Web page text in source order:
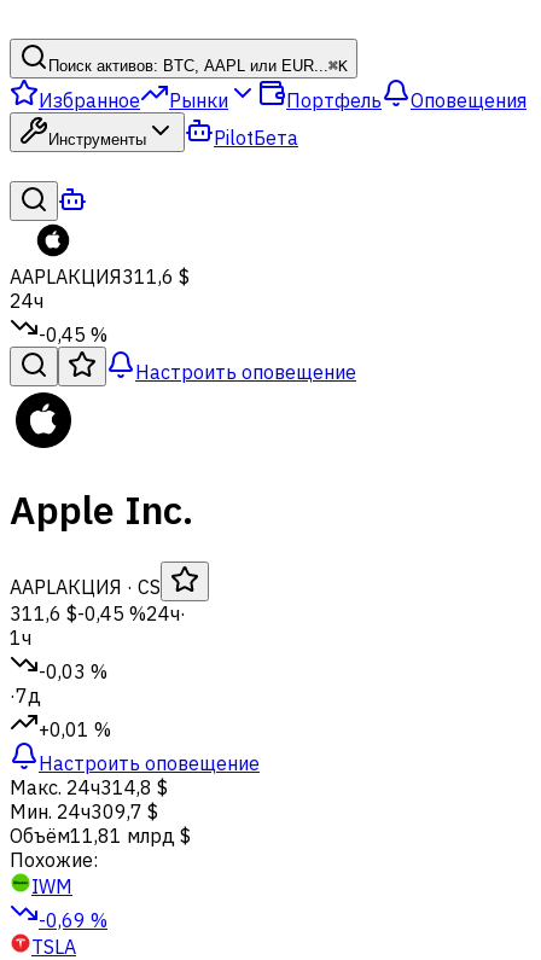
Поиск активов: BTC, AAPL или EUR...⌘K
Избранное Рынки Портфель Оповещения
Инструменты PilotБета
AAPLАКЦИЯ311,6 $
24ч
-0,45 %
Настроить оповещение
Apple Inc.
AAPLАКЦИЯ · CS
311,6 $-0,45 %24ч·
1ч
-0,03 %
·7д
+0,01 %
Настроить оповещение
Макс. 24ч314,8 $
Мин. 24ч309,7 $
Объём11,81 млрд $
Похожие:
IWM
-0,69 %
TSLA